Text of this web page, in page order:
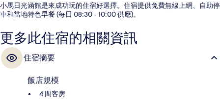
小馬日光涵館是來成功玩的住宿好選擇。住宿提供免費無線上網、自助停
車和當地特色早餐 (每日 08:30 - 10:00 供應)。
更多此住宿的相關資訊
住宿摘要
飯店規模
4 間客房